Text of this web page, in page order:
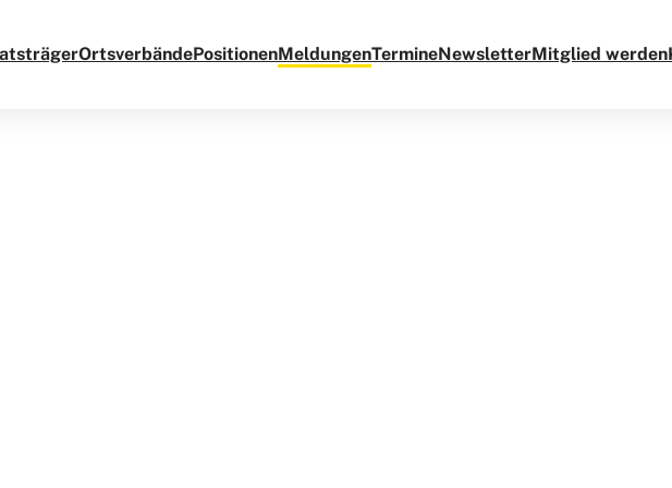
OrtsverbändePositionenMeldungenTermineNewsletterMitglied werden